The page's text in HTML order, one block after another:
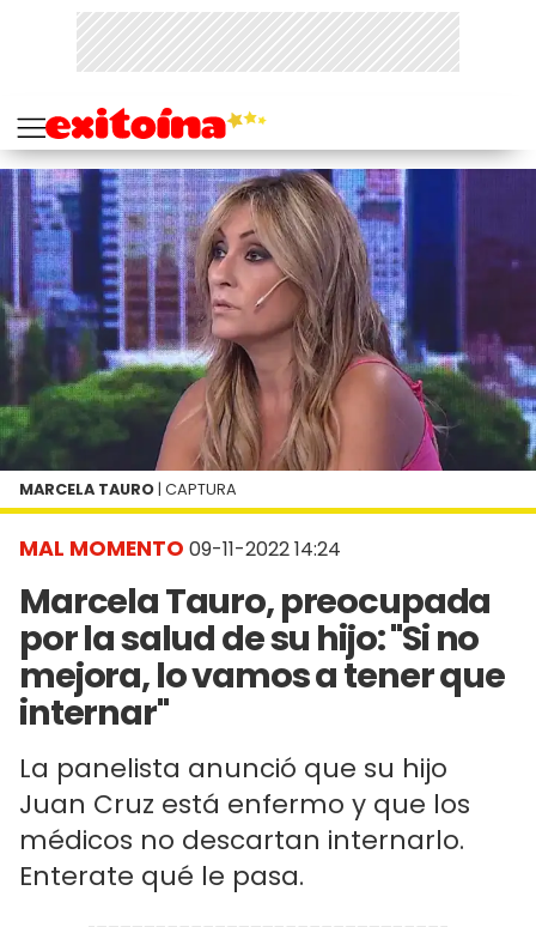
MAL MOMENTO 09-11-2022 14:24
Marcela Tauro, preocupada
por la salud de su hijo: "Si no
mejora, lo vamos a tener que
internar"
La panelista anunció que su hijo
Juan Cruz está enfermo y que los
médicos no descartan internarlo.
Enterate qué le pasa.
MARCELA TAURO | CAPTURA